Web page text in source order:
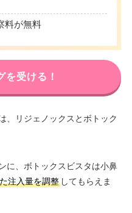
料が無料
を受ける！
、リジェノックスとボトック
に、ボトックスビスタは小鼻
注入量を調整してもらえま